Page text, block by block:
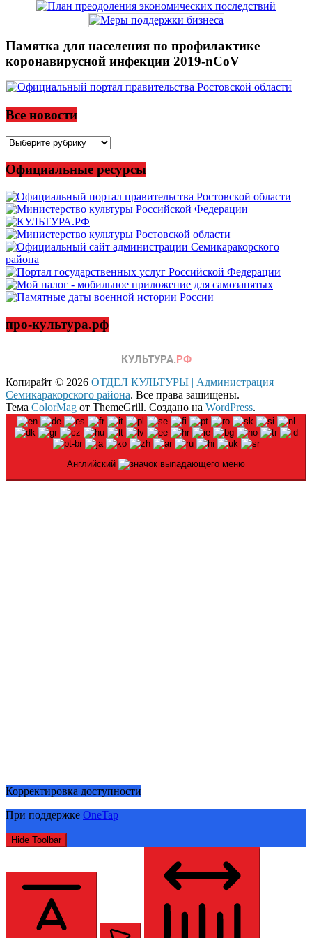
Памятка для населения по профилактике
коронавирусной инфекции 2019-nCoV
Все новости
Все
Официальные ресурсы
про-культура.рф
Копирайт © 2026 ОТДЕЛ КУЛЬТУРЫ | Администрация
Семикаракорского района. Все права защищены.
Тема ColorMag от ThemeGrill. Создано на WordPress.
Английский
Корректировка доступности
При поддержке OneTap
Hide Toolbar